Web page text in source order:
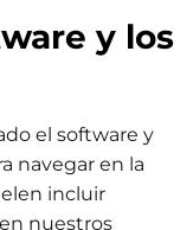
y los
el software y
navegar en la
incluir
nuestros